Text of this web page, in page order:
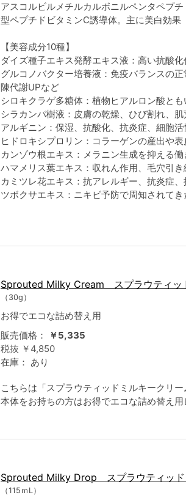
アスコルビルメチルカルボニルペンタペプ
型ペプチドビタミンC誘導体。主に美白効果
【美容成分10種】
ダイズ種子エキス発酵エキス液：高い抗酸
グルコノバクター培養液：免疫バランスの
陳代謝UPなど
シロキクラゲ多糖体：植物ヒアルロン酸と
シラカンバ樹液：皮膚の乾燥、ひび割れ、
アルギニン：保湿、抗酸化、抗炎症、細胞活
ヒドロキシプロリン：コラーゲンの産出や
カンゾウ根エキス：メラニン生成を抑える働
ハマメリス葉エキス：収れん作用、毛穴引
カミツレ花エキス：抗アレルギー、抗炎症
ツボクサエキス：ニキビ予防で周知されて
Sprouted Milky Cream スプラウティッ
（30g）
お得でエコな詰め替え用
販売価格：
￥5,335
税抜 ￥4,850
在庫： あり
こちらは「スプラウティッドミルキークリー
本体をお持ちの方はお得でエコな詰め替え用
Sprouted Milky Drop スプラウティッド
（115ｍL）